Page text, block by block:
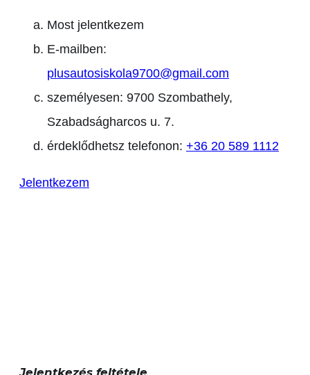
Most jelentkezem
E-mailben:
plusautosiskola9700@gmail.com
személyesen: 9700 Szombathely,
Szabadságharcos u. 7.
érdeklődhetsz telefonon: +36 20 589 1112
Jelentkezem